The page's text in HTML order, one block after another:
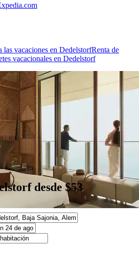
las vacaciones en DedelstorfRenta de
vacacionales en Dedelstorf
desde $53